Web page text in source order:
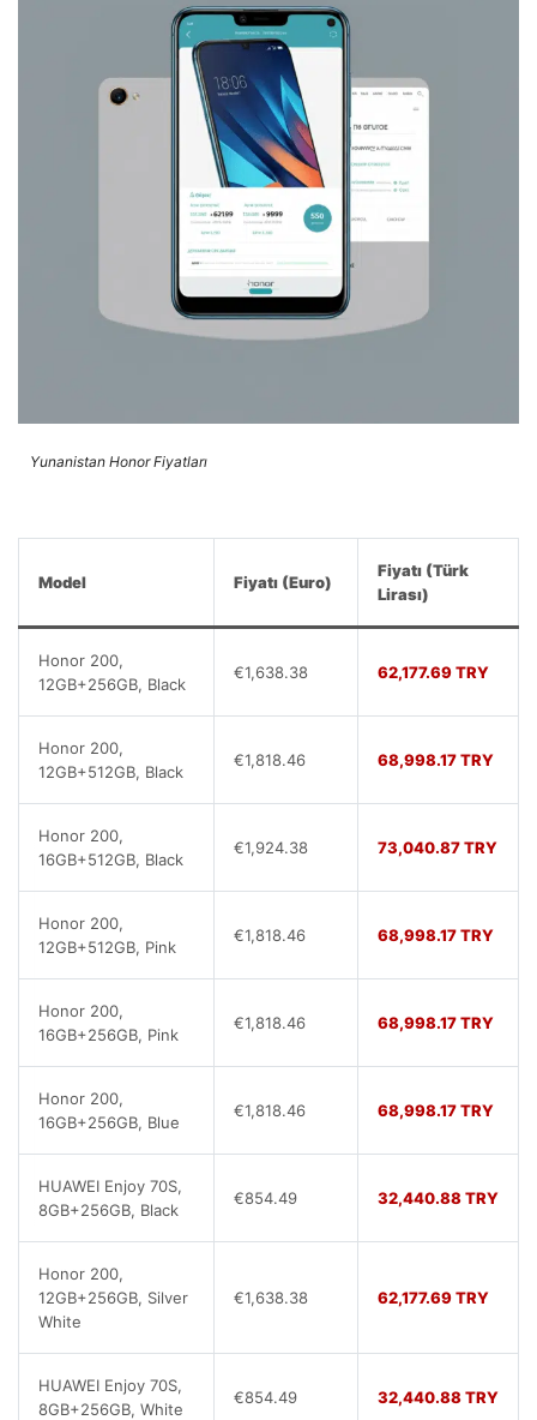
Yunanistan Honor Fiyatları
Model Fiyatı (Euro)
Fiyatı (Türk
Lirası)
Honor 200,
12GB+256GB, Black
€1,638.38 62,177.69 TRY
Honor 200,
12GB+512GB, Black
€1,818.46 68,998.17 TRY
Honor 200,
16GB+512GB, Black
€1,924.38 73,040.87 TRY
Honor 200,
12GB+512GB, Pink
€1,818.46 68,998.17 TRY
Honor 200,
16GB+256GB, Pink
€1,818.46 68,998.17 TRY
Honor 200,
16GB+256GB, Blue
€1,818.46 68,998.17 TRY
HUAWEI Enjoy 70S,
8GB+256GB, Black
€854.49 32,440.88 TRY
Honor 200,
12GB+256GB, Silver
White
€1,638.38 62,177.69 TRY
HUAWEI Enjoy 70S,
8GB+256GB, White
€854.49 32,440.88 TRY